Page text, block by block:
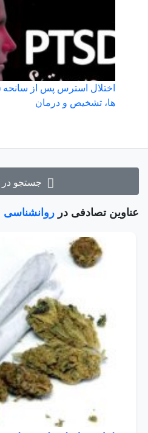
جستجو در
عناوین تصادفی در روانشناسی
ها، تشخیص و درمان